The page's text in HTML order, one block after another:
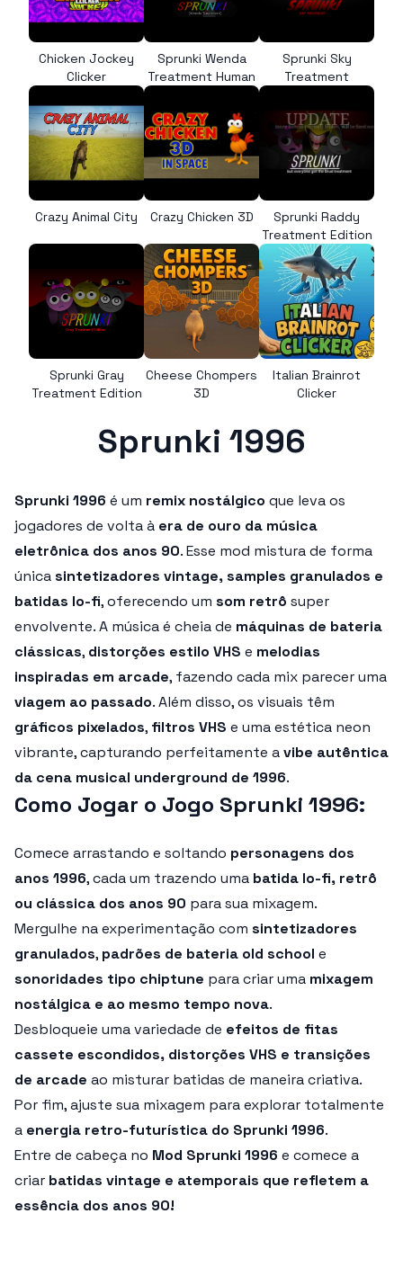
Chicken Jockey
Clicker
Sprunki Wenda
Treatment Human
Sprunki Sky
Treatment
Crazy Animal City Crazy Chicken 3D
Sprunki Raddy
Treatment Edition
Sprunki Gray
Treatment Edition
Cheese Chompers
3D
Italian Brainrot
Clicker
Sprunki 1996
Sprunki 1996 é um remix nostálgico que leva os
jogadores de volta à era de ouro da música
eletrônica dos anos 90. Esse mod mistura de forma
únicasintetizadores vintage, samples granulados e
batidas lo-fi, oferecendo um som retrô super
envolvente. A música é cheia de máquinas de bateria
clássicas, distorções estilo VHS e melodias
inspiradas em arcade, fazendo cada mix parecer uma
viagem ao passado. Além disso, os visuais têm
gráficos pixelados, filtros VHS e uma estética neon
vibrante, capturando perfeitamente avibe autêntica
da cena musical underground de 1996.
Como Jogar o Jogo Sprunki 1996:
Comece arrastando e soltando personagens dos
anos 1996, cada um trazendo uma batida lo-fi, retrô
ou clássica dos anos 90 para sua mixagem.
Mergulhe na experimentação com sintetizadores
granulados, padrões de bateria old school e
sonoridades tipo chiptune para criar uma mixagem
nostálgica e ao mesmo tempo nova.
Desbloqueie uma variedade de efeitos de fitas
cassete escondidos, distorções VHS e transições
de arcade ao misturar batidas de maneira criativa.
Por fim, ajuste sua mixagem para explorar totalmente
a energia retro-futurística do Sprunki 1996.
Entre de cabeça no Mod Sprunki 1996 e comece a
criar batidas vintage e atemporais que refletem a
essência dos anos 90!